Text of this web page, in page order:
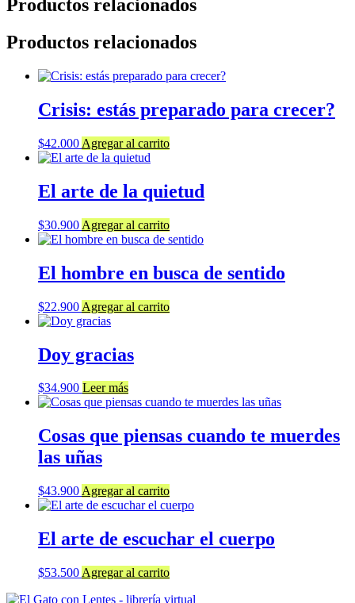
Productos relacionados
Productos relacionados
Crisis: estás preparado para crecer?
$42.000 Agregar al carrito
El arte de la quietud
$30.900 Agregar al carrito
El hombre en busca de sentido
$22.900 Agregar al carrito
Doy gracias
$34.900 Leer más
Cosas que piensas cuando te muerdes
las uñas
$43.900 Agregar al carrito
El arte de escuchar el cuerpo
$53.500 Agregar al carrito